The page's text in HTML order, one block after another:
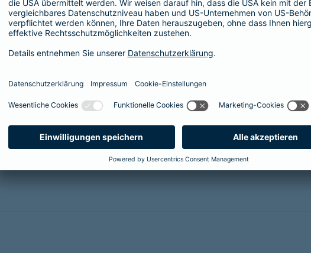
der Webseite
in sozialen Medien
Partnerunternehmen